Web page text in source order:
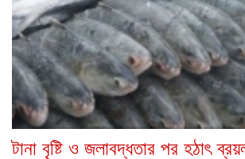
টানা বৃষ্টি ও জলাবদ্ধতার পর হঠাৎ